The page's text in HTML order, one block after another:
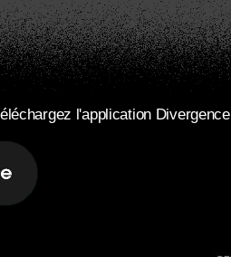
l'application Divergence